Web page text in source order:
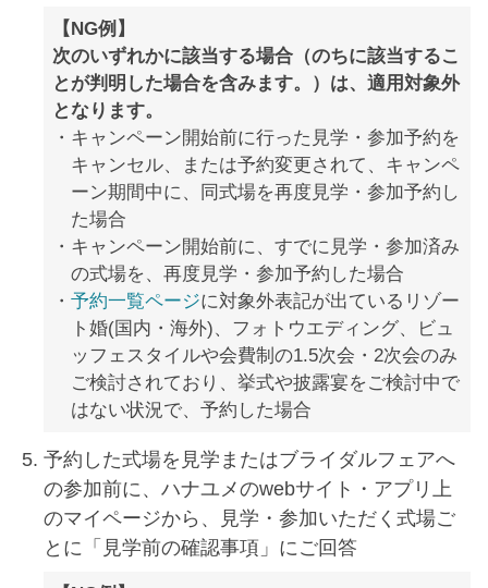
【NG例】
次のいずれかに該当する場合（のちに該当するこ
とが判明した場合を含みます。）は、適用対象外
となります。
キャンペーン開始前に行った見学・参加予約を
キャンセル、または予約変更されて、キャンペ
ーン期間中に、同式場を再度見学・参加予約し
た場合
キャンペーン開始前に、すでに見学・参加済み
の式場を、再度見学・参加予約した場合
予約一覧ページに対象外表記が出ているリゾー
ト婚(国内・海外)、フォトウエディング、ビュ
ッフェスタイルや会費制の1.5次会・2次会のみ
ご検討されており、挙式や披露宴をご検討中で
はない状況で、予約した場合
予約した式場を見学またはブライダルフェアへ
の参加前に、ハナユメのwebサイト・アプリ上
のマイページから、見学・参加いただく式場ご
とに「見学前の確認事項」にご回答